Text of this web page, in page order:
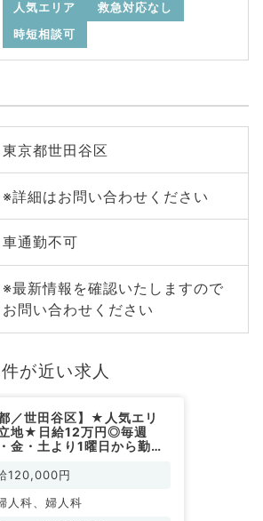
人気エリア
救急対応なし
時短相談可
東京都世田谷区
※詳細はお問い合わせください
車通勤不可
※最新情報を確認いたしますので
お問い合わせください
が近い求人
都／世田谷区】★人気エリ
地★日給12万円◎毎週
金・土より1曜日から勤務
先生オススメです～（産婦
120,000円
人科、婦人科